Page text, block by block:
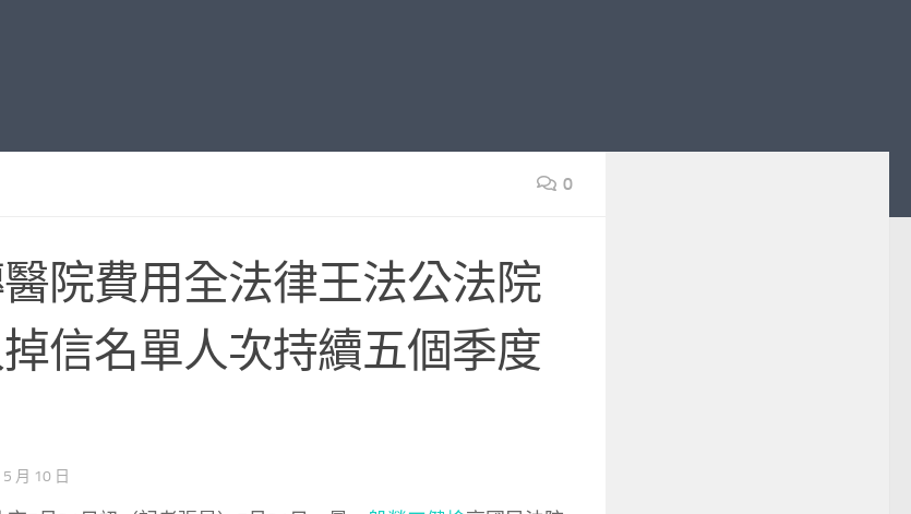
0
院費用全法律王法公法院
信名單人次持續五個季度
月 10 日